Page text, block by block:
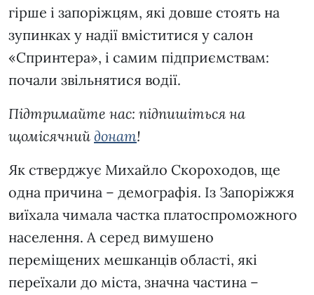
гірше і запоріжцям, які довше стоять на
зупинках у надії вміститися у салон
«Спринтера», і самим підприємствам:
почали звільнятися водії.
Підтримайте нас: підпишіться на
щомісячний донат!
Як стверджує Михайло Скороходов, ще
одна причина – демографія. Із Запоріжжя
виїхала чимала частка платоспроможного
населення. А серед вимушено
переміщених мешканців області, які
переїхали до міста, значна частина –